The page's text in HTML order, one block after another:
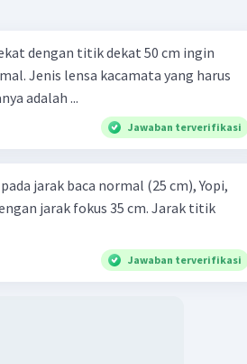
dengan titik dekat 50 cm ingin
Jenis lensa kacamata yang harus
adalah ...
Jawaban terverifikasi
jarak baca normal (25 cm), Yopi,
jarak fokus 35 cm. Jarak titik
Jawaban terverifikasi